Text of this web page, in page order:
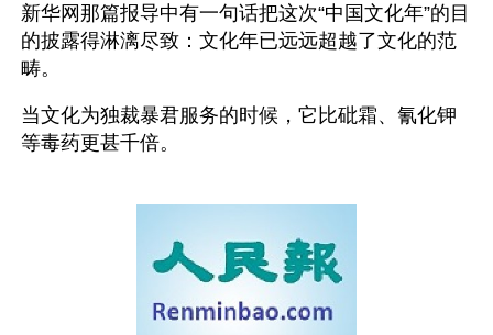
新华网那篇报导中有一句话把这次“中国文化年”的目
的披露得淋漓尽致：文化年已远远超越了文化的范
畴。
当文化为独裁暴君服务的时候，它比砒霜、氰化钾
等毒药更甚千倍。